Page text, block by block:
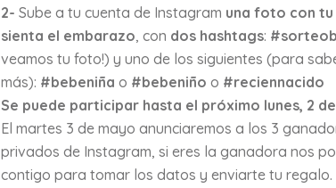
2- Sube a tu cuenta de Instagram una foto con
sienta el embarazo, con dos hashtags:
veamos tu foto!) y uno de los siguientes (para
más): #bebeniña o #bebeniño o #reciennacido
Se puede participar hasta el próximo lunes, 2
El martes 3 de mayo anunciaremos a los 3
privados de Instagram, si eres la ganadora nos
contigo para tomar los datos y enviarte tu regalo.